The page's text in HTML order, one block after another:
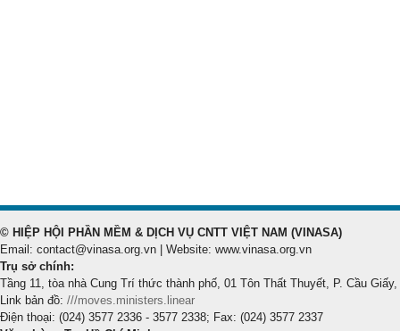
© HIỆP HỘI PHẦN MỀM & DỊCH VỤ CNTT VIỆT NAM (VINASA)
Email: contact@vinasa.org.vn | Website: www.vinasa.org.vn
Trụ sở chính:
Tầng 11, tòa nhà Cung Trí thức thành phố, 01 Tôn Thất Thuyết, P. Cầu Giấy,
Link bản đồ: ///moves.ministers.linear
Điện thoại: (024) 3577 2336 - 3577 2338; Fax: (024) 3577 2337